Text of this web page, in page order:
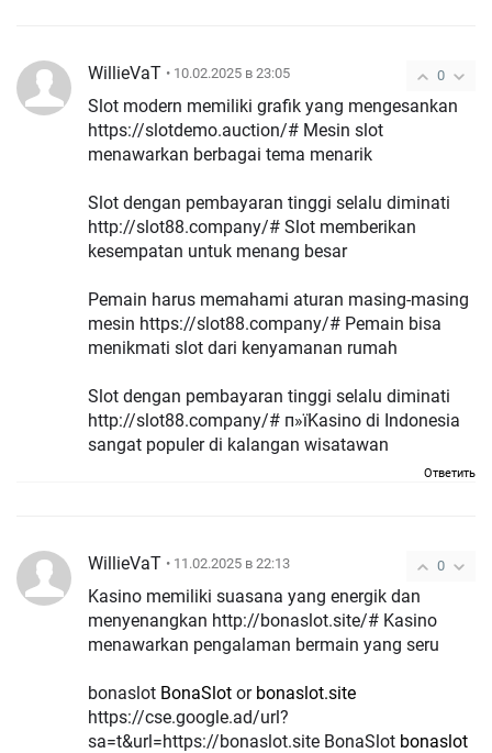
0
WillieVaT • 10.02.2025 в 23:05
Slot modern memiliki grafik yang mengesankan
https://slotdemo.auction/# Mesin slot
menawarkan berbagai tema menarik
Slot dengan pembayaran tinggi selalu diminati
http://slot88.company/# Slot memberikan
kesempatan untuk menang besar
Pemain harus memahami aturan masing-masing
mesin https://slot88.company/# Pemain bisa
menikmati slot dari kenyamanan rumah
Slot dengan pembayaran tinggi selalu diminati
http://slot88.company/# п»їKasino di Indonesia
sangat populer di kalangan wisatawan
Ответить
0
WillieVaT • 11.02.2025 в 22:13
Kasino memiliki suasana yang energik dan
menyenangkan http://bonaslot.site/# Kasino
menawarkan pengalaman bermain yang seru
bonaslot BonaSlot or bonaslot.site
https://cse.google.ad/url?
sa=t&url=https://bonaslot.site BonaSlot bonaslot